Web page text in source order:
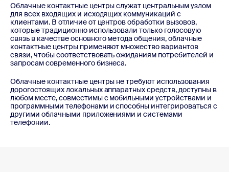
Облачные контактные центры служат центральным узлом
для всех входящих и исходящих коммуникаций с
клиентами. В отличие от центров обработки вызовов,
которые традиционно использовали только голосовую
связь в качестве основного метода общения, облачные
контактные центры применяют множество вариантов
связи, чтобы соответствовать ожиданиям потребителей и
запросам современного бизнеса.
Облачные контактные центры не требуют использования
дорогостоящих локальных аппаратных средств, доступны в
любом месте, совместимы с мобильными устройствами и
программными телефонами и способны интегрироваться с
другими облачными приложениями и системами
телефонии.